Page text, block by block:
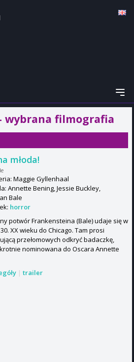
wybrana filmografia
młoda!
Maggie Gyllenhaal
Annette Bening, Jessie Buckley,
Bale
horror
potwór Frankensteina (Bale) udaje się w
XX wieku do Chicago. Tam prosi
przełomowych odkryć badaczkę,
nominowana do Oscara Annette
| trailer